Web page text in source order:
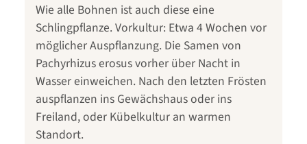
Wie alle Bohnen ist auch diese eine
Schlingpflanze. Vorkultur: Etwa 4 Wochen vor
möglicher Auspflanzung. Die Samen von
Pachyrhizus erosus vorher über Nacht in
Wasser einweichen. Nach den letzten Frösten
auspflanzen ins Gewächshaus oder ins
Freiland, oder Kübelkultur an warmen
Standort.